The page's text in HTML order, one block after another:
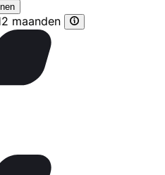
maanden